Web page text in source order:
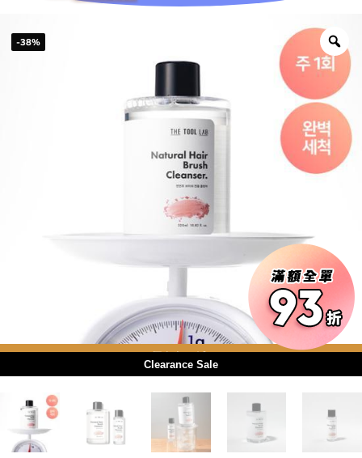
-38%
用優惠劵 再減5%
Clearance Sale